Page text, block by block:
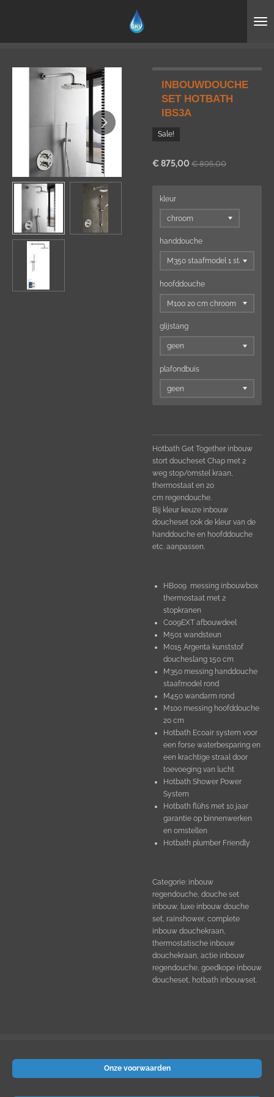
INBOUWDOUCHE
SET HOTBATH
IBS3A
Sale!
€ 875,00 € 895,00
kleur
handdouche
hoofddouche
glijstang
plafondbuis
Hotbath Get Together inbouw
stort doucheset Chap met 2
weg stop/omstel kraan,
thermostaat en 20
cm regendouche.
Bij kleur keuze inbouw
doucheset ook de kleur van de
handdouche en hoofddouche
etc. aanpassen.
HB009 messing inbouwbox
thermostaat met 2
stopkranen
C009EXT afbouwdeel
M501 wandsteun
M015 Argenta kunststof
doucheslang 150 cm
M350 messing handdouche
staafmodel rond
M450 wandarm rond
M100 messing hoofddouche
20 cm
Hotbath Ecoair system voor
een forse waterbesparing en
een krachtige straal door
toevoeging van lucht
Hotbath Shower Power
System
Hotbath flühs met 10 jaar
garantie op binnenwerken
en omstellen
Hotbath plumber Friendly
Categorie: inbouw
regendouche, douche set
inbouw, luxe inbouw douche
set, rainshower, complete
inbouw douchekraan,
thermostatische inbouw
douchekraan, actie inbouw
regendouche, goedkope inbouw
doucheset, hotbath inbouwset.
Onze voorwaarden